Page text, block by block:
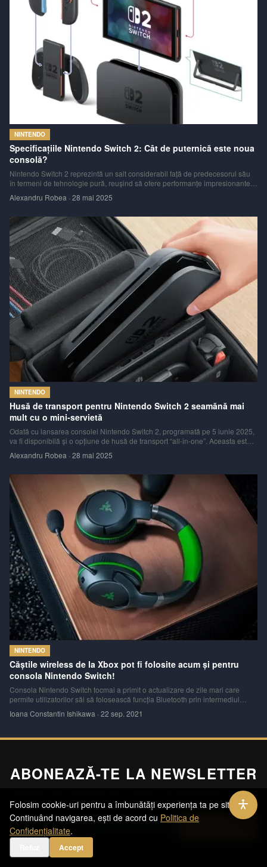
NINTENDO
Specificațiile Nintendo Switch 2: Cât de puternică este noua
consolă?
Nintendo Switch 2 reprezintă un salt considerabil față de predecesorul său
în termeni de tehnologie pură, reușind să ofere performanțe impresionante
iluminare HDR, suport pentru până la 120 de cadre pe secundă (fps), ieșire
Alexandru Robea · 28 mai 2025
NINTENDO
Husă de transport pentru Nintendo Switch 2 seamănă mai
mult cu o mini-servietă
Odată cu lansarea consolei Nintendo Switch 2, programată pe 5 iunie 2025,
va fi disponibilă și o opțiune de husă de transport “all-in-one”. Aceasta este
însoțesc, cum ar fi dock-ul, cartușele de joc și noul controler Pro.
Alexandru Robea · 28 mai 2025
NINTENDO
Căștile wireless de la Xbox pot fi folosite acum și pentru
consola Nintendo Switch!
Consola Nintendo Switch tocmai a primit o actualizare de zile mari care
permite utilizatorilor săi să folosească funcția Bluetooth prin intermediul
Ioana Constantin Ishikawa · 22 sep. 2021
ABONEAZĂ-TE LA NEWSLETTER
Primește cele mai fierbinți știri și review-uri de gaming direct pe mail.
Abonează-te
Folosim cookie-uri pentru a îmbunătăți experiența ta pe site.
Continuând navigarea, ești de acord cu Politica de
Confidențialitate.
Accept